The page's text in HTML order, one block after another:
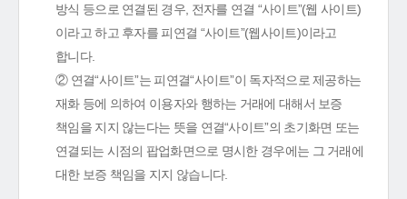
방식 등으로 연결된 경우, 전자를 연결 “사이트”(웹 사이트)
이라고 하고 후자를 피연결 “사이트”(웹사이트)이라고
합니다.
② 연결“사이트”는 피연결“사이트”이 독자적으로 제공하는
재화 등에 의하여 이용자와 행하는 거래에 대해서 보증
책임을 지지 않는다는 뜻을 연결“사이트”의 초기화면 또는
연결되는 시점의 팝업화면으로 명시한 경우에는 그 거래에
대한 보증 책임을 지지 않습니다.